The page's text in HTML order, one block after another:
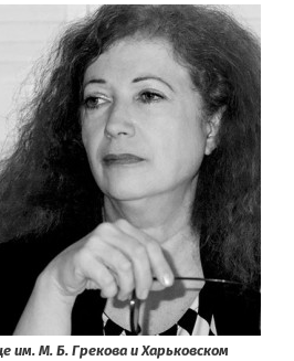
им. М. Б. Грекова и Харьковском